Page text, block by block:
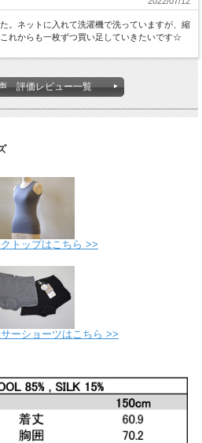
。ネットに入れて洗濯機で洗っていますが、縮
れからも一枚ずつ買い足していきたいです☆
評価レビュー一覧
トップはこちら >>
ーショーツはこちら >>